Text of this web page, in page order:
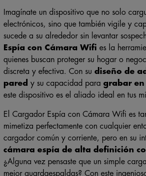
Imagínate un dispositivo que no solo
electrónicos, sino que también vigile y
sucede a su alrededor sin levantar
Espía con Cámara Wifi es la
quienes buscan proteger su hogar o
discreta y efectiva. Con su
diseño de
pared
y su capacidad para grabar en
este dispositivo es el aliado ideal en tus
El Cargador Espía con Cámara Wifi es
mimetiza perfectamente con cualquier
cargador común y corriente, pero en su
cámara espía de alta definición
¿Alguna vez pensaste que un simple